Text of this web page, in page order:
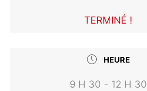
TERMINÉ !
HEURE
9 H 30 - 12 H 30